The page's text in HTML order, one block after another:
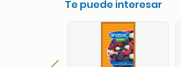
Te puede interesar